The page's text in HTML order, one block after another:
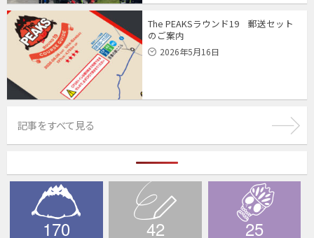
The PEAKSラウンド19 郵送セット
のご案内
2026年5月16日
記事をすべて見る
170 42 25